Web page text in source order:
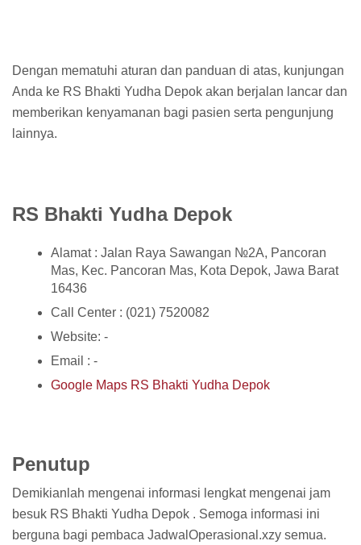
Dengan mematuhi aturan dan panduan di atas, kunjungan
Anda ke RS Bhakti Yudha Depok akan berjalan lancar dan
memberikan kenyamanan bagi pasien serta pengunjung
lainnya.
RS Bhakti Yudha Depok
Alamat : Jalan Raya Sawangan №2A, Pancoran
Mas, Kec. Pancoran Mas, Kota Depok, Jawa Barat
16436
Call Center : (021) 7520082
Website: -
Email : -
Google Maps RS Bhakti Yudha Depok
Penutup
Demikianlah mengenai informasi lengkat mengenai jam
besuk RS Bhakti Yudha Depok . Semoga informasi ini
berguna bagi pembaca JadwalOperasional.xzy semua.